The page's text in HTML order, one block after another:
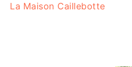
La Maison Caillebotte